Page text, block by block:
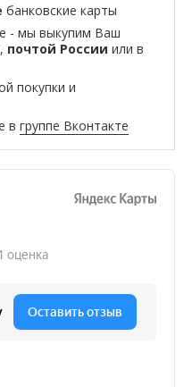
банковские карты
- мы выкупим Ваш
почтой России или в
покупки и
вгруппе Вконтакте